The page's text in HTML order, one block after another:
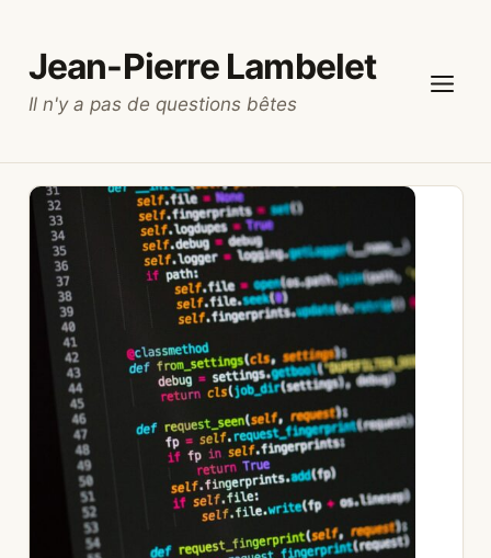
contenu
Jean-Pierre Lambelet
Il n'y a pas de questions bêtes